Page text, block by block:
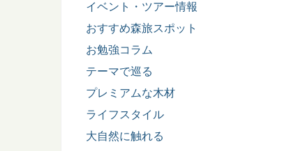
イベント・ツアー情報
おすすめ森旅スポット
お勉強コラム
テーマで巡る
プレミアムな木材
ライフスタイル
大自然に触れる